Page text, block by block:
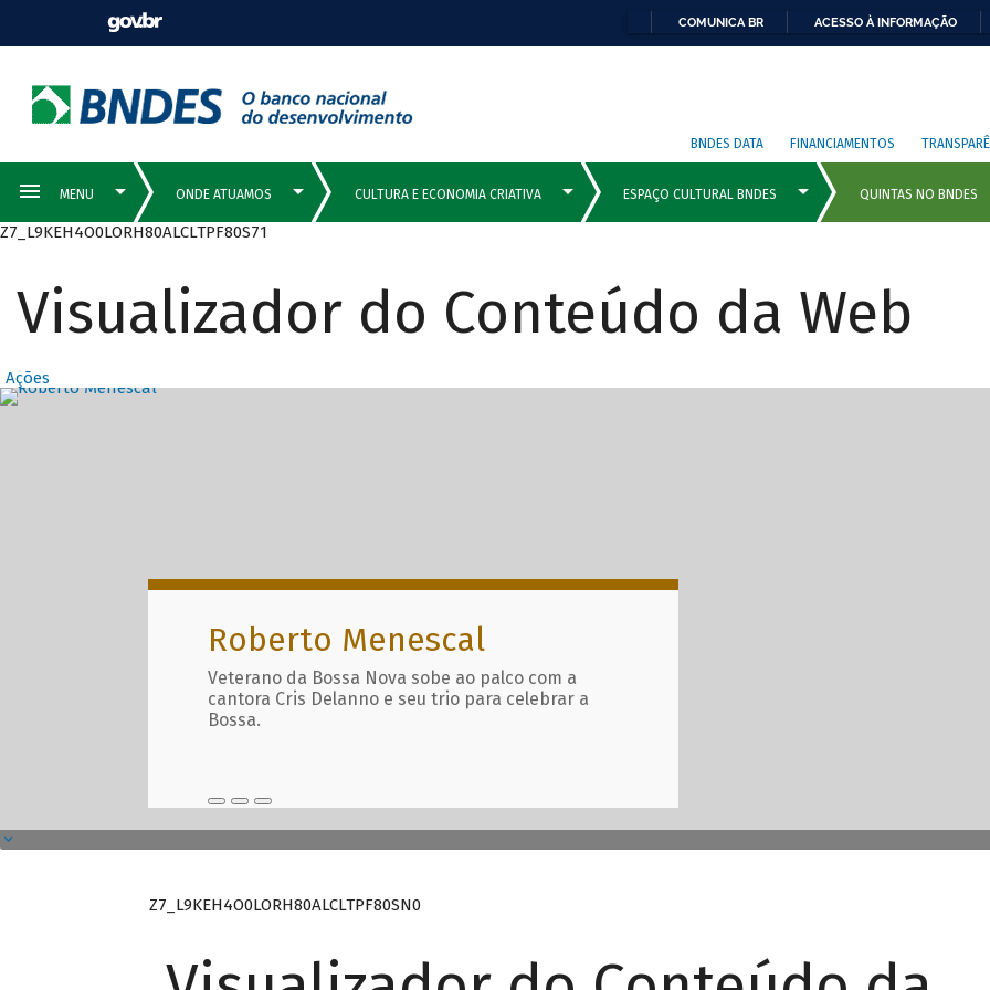
COMUNICA BR ACESSO À INFORMAÇÃO
BNDES DATA FINANCIAMENTOS
Z7_L9KEH4O0LORH80ALCLTPF80S71
Visualizador do Conteúdo da Web
Ações
Destaques Principais com
Roberto Menescal
Veterano da Bossa Nova sobe ao palco com a
cantora Cris Delanno e seu trio para celebrar a
Bossa.
Z7_L9KEH4O0LORH80ALCLTPF80SN0